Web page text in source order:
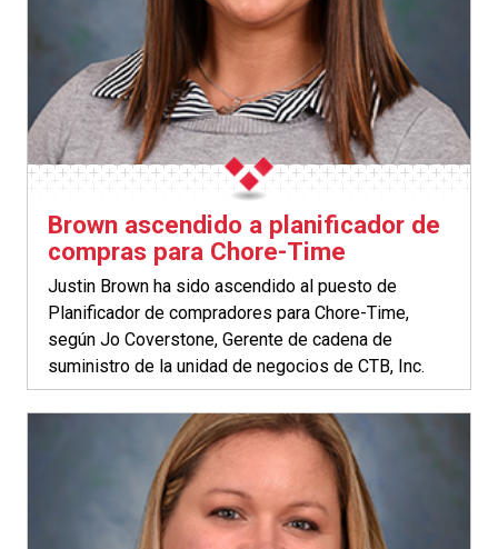
Brown ascendido a planificador de
compras para Chore-Time
Justin Brown ha sido ascendido al puesto de
Planificador de compradores para Chore-Time,
según Jo Coverstone, Gerente de cadena de
suministro de la unidad de negocios de CTB, Inc.